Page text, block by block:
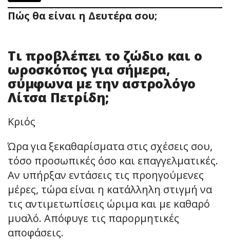
Πώς θα είναι η Δευτέρα σου;
Τι προβλέπει το ζώδιο και ο
ωροσκόπος για σήμερα,
σύμφωνα με την αστρολόγο
Λίτσα Πετρίδη;
Κριός
Ώρα για ξεκαθαρίσματα στις σχέσεις σου,
τόσο προσωπικές όσο και επαγγελματικές.
Αν υπήρξαν εντάσεις τις προηγούμενες
μέρες, τώρα είναι η κατάλληλη στιγμή να
τις αντιμετωπίσεις ώριμα και με καθαρό
μυαλό. Απόφυγε τις παρορμητικές
αποφάσεις.